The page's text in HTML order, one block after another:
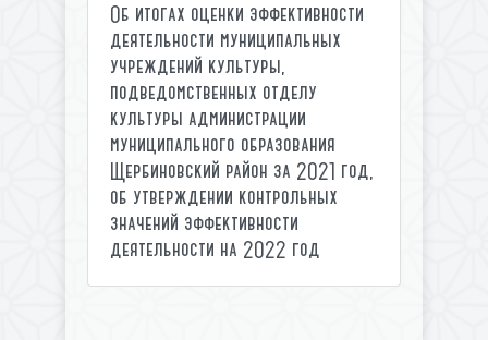
Об итогах оценки эффективности
деятельности муниципальных
учреждений культуры,
подведомственных отделу
культуры администрации
муниципального образования
Щербиновский район за 2021 год,
об утверждении контрольных
значений эффективности
деятельности на 2022 год